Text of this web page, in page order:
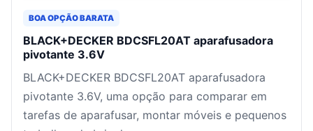
BOA OPÇÃO BARATA
BLACK+DECKER BDCSFL20AT aparafusadora
pivotante 3.6V
BLACK+DECKER BDCSFL20AT aparafusadora
pivotante 3.6V, uma opção para comparar em
tarefas de aparafusar, montar móveis e pequenos